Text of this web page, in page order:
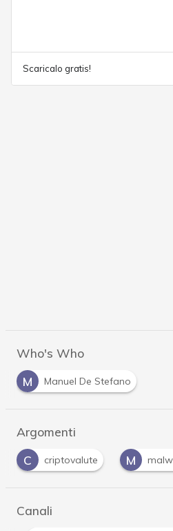
Scaricalo gratis!
Who's Who
M
Manuel De Stefano
Argomenti
M
malware N NFT
Canali